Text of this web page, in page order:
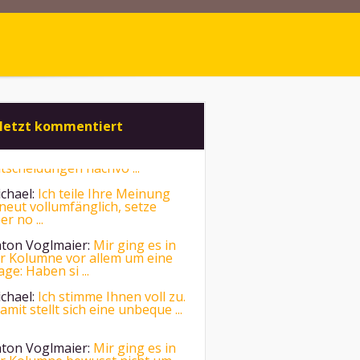
kommentiert
Ich teile Ihre Meinung
vollumfänglich, setze
no ...
Voglmaier:
Kolumne vor allem um eine
Haben si ...
Ich stimme Ihnen voll zu.
stellt sich eine unbeque ...
Kolumne bewusst nicht um